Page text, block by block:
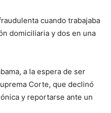
cuando trabajaba
domiciliaria y dos en una
a la espera de ser
Corte, que declinó
y reportarse ante un